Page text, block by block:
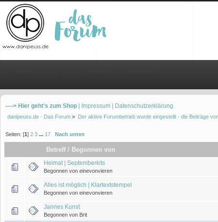
----> Hier geht's zum Shop | Impressum | Datenschutzerklärung
danipeuss.de - Das Forum » Der aktive Forumbetrieb wurde eingestellt - die Beiträge
Seiten: [1]2 3 ... 17 Nach unten
Betreff / Begonnen von
Heimat | Septemberkits
Begonnen von einevonvieren
Alles ist möglich | Klartextstempel
Begonnen von einevonvieren
Jannes Kunst
Begonnen von Brit